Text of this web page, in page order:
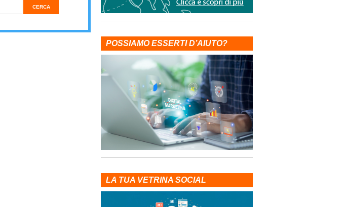
POSSIAMO ESSERTI D’AIUTO?
LA TUA VETRINA SOCIAL